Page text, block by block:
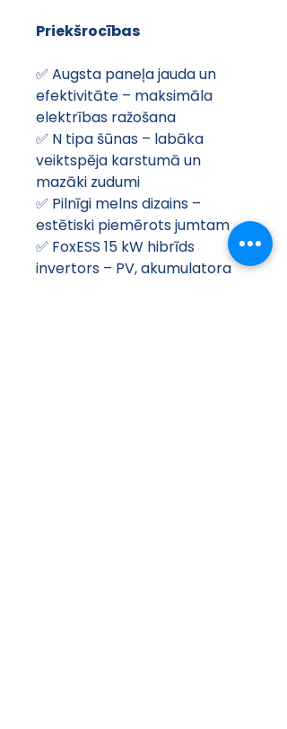
Priekšrocības
✅ Augsta paneļa jauda un
efektivitāte – maksimāla
elektrības ražošana
✅ N tipa šūnas – labāka
veiktspēja karstumā un
mazāki zudumi
✅ Pilnīgi melns dizains –
estētiski piemērots jumtam
✅ FoxESS 15 kW hibrīds
invertors – PV, akumulatora